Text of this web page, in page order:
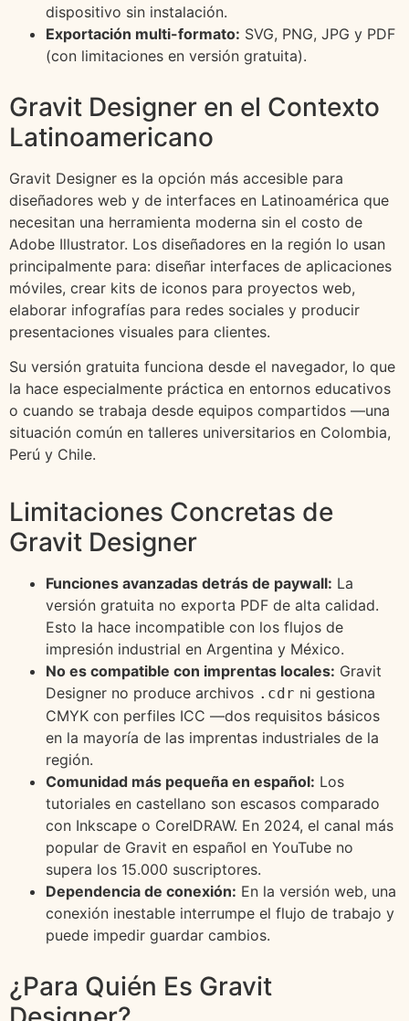
dispositivo sin instalación.
Exportación multi-formato: SVG, PNG, JPG y PDF
(con limitaciones en versión gratuita).
Gravit Designer en el Contexto
Latinoamericano
Gravit Designer es la opción más accesible para
diseñadores web y de interfaces en Latinoamérica que
necesitan una herramienta moderna sin el costo de
Adobe Illustrator. Los diseñadores en la región lo usan
principalmente para: diseñar interfaces de aplicaciones
móviles, crear kits de iconos para proyectos web,
elaborar infografías para redes sociales y producir
presentaciones visuales para clientes.
Su versión gratuita funciona desde el navegador, lo que
la hace especialmente práctica en entornos educativos
o cuando se trabaja desde equipos compartidos —una
situación común en talleres universitarios en Colombia,
Perú y Chile.
Limitaciones Concretas de
Gravit Designer
Funciones avanzadas detrás de paywall: La
versión gratuita no exporta PDF de alta calidad.
Esto la hace incompatible con los flujos de
impresión industrial en Argentina y México.
No es compatible con imprentas locales: Gravit
Designer no produce archivos .cdr ni gestiona
CMYK con perfiles ICC —dos requisitos básicos
en la mayoría de las imprentas industriales de la
región.
Comunidad más pequeña en español: Los
tutoriales en castellano son escasos comparado
con Inkscape o CorelDRAW. En 2024, el canal más
popular de Gravit en español en YouTube no
supera los 15.000 suscriptores.
Dependencia de conexión: En la versión web, una
conexión inestable interrumpe el flujo de trabajo y
puede impedir guardar cambios.
¿Para Quién Es Gravit